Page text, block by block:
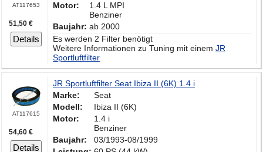
AT117653
51,50 €
Details
Motor:
1.4 L MPI
Benziner
Baujahr: ab 2000
Es werden 2 Filter benötigt
Weitere Informationen zu Tuning mit einem JR
Sportluftfilter
AT117615
54,60 €
Details
JR Sportluftfilter Seat Ibiza II (6K) 1.4 i
Marke:
Seat
Modell:
Ibiza II (6K)
Motor:
1.4 i
Benziner
Baujahr:
03/1993-08/1999